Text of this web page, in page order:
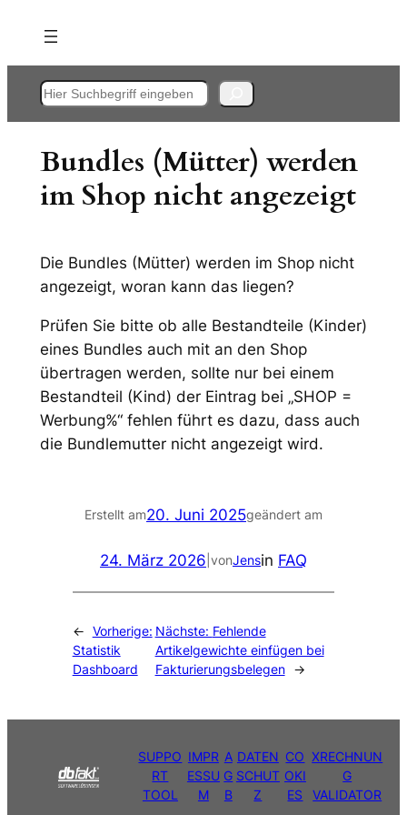
Inhalt
springen
Suchen
Bundles (Mütter) werden
im Shop nicht angezeigt
Die Bundles (Mütter) werden im Shop nicht
angezeigt, woran kann das liegen?
Prüfen Sie bitte ob alle Bestandteile (Kinder)
eines Bundles auch mit an den Shop
übertragen werden, sollte nur bei einem
Bestandteil (Kind) der Eintrag bei „SHOP =
Werbung%“ fehlen führt es dazu, dass auch
die Bundlemutter nicht angezeigt wird.
Erstellt am20. Juni 2025geändert am
24. März 2026 vonJensin FAQ
← Vorherige:
Statistik
Dashboard
Nächste: Fehlende
Artikelgewichte einfügen bei
Fakturierungsbelegen
→
SUPPO
RT
TOOL
IMPR
ESSU
M
A
G
B
DATEN
SCHUT
Z
CO
OKI
ES
XRECHNUN
G
VALIDATOR